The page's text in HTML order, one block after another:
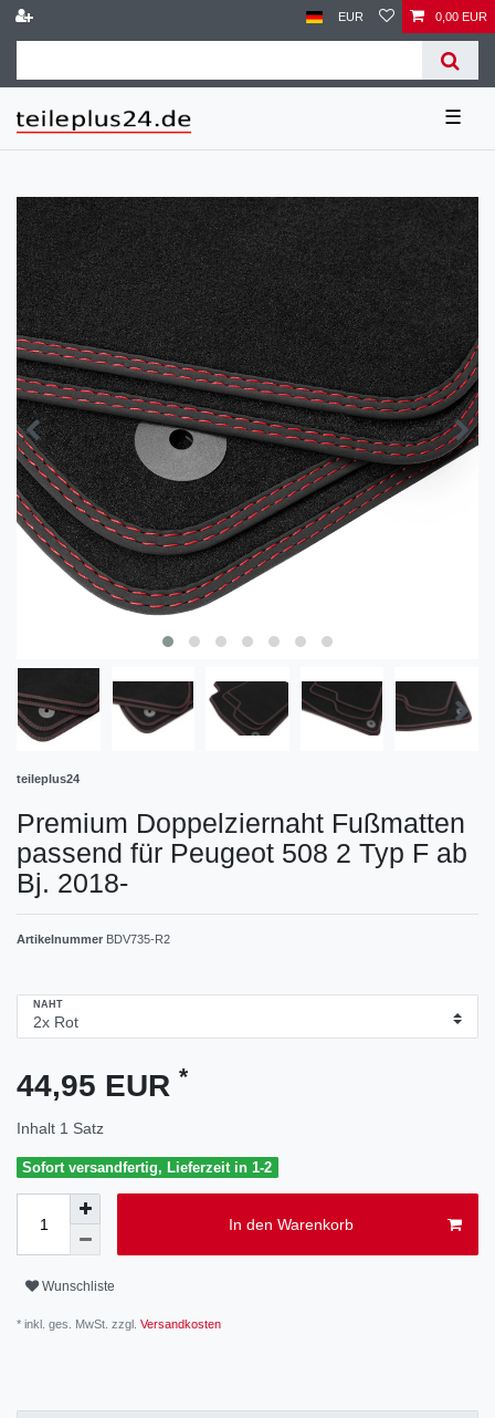
EUR 0,00 EUR
☰
teileplus24
Premium Doppelziernaht Fußmatten
passend für Peugeot 508 2 Typ F ab
Bj. 2018-
Artikelnummer BDV735-R2
NAHT
44,95 EUR *
Inhalt 1 Satz
Sofort versandfertig, Lieferzeit in 1-2
In den Warenkorb
Wunschliste
* inkl. ges. MwSt. zzgl. Versandkosten